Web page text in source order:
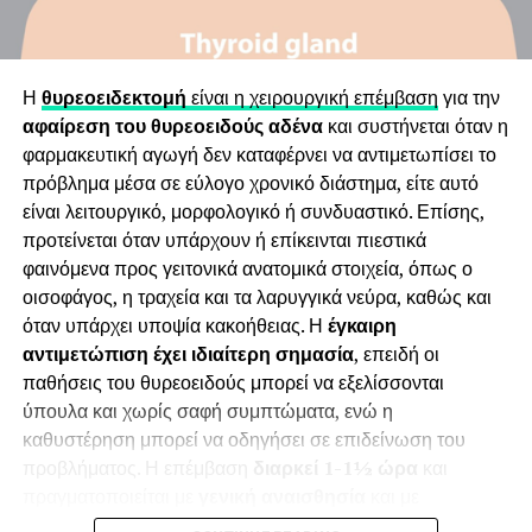
Τα πόδια βρίσκονται στο άνοιγμα των ώμων και τα
πέλματα είναι στραμμένα προς την ίδια κατεύθυνση
πλάγια. Τα γόνατα είναι συνεχώς τεντωμένα και με τα
χέρια να βρίσκονται στην μέση, κάνουμε κάμψεις του
κορμού (επικύψεις) στο μπροστινό πόδι.
Μύες που ενεργοποιούνται : Πυελικοί μύες, Μύες της
σπονδυλικής στήλης, Τετρακέφαλος μηριαίος, Οπίσθιος
μηριαίος
Two-knee spinal twist (στροφές
γόνατα)
μέσα στην ημέρα
– Ποιος είναι ο ρόλος της ενυδάτωσης, των φυτικών ινών
– Πώς η άσκηση με αντιστάσεις υποστηρίζει τη σύσταση
σώματος και τη διατήρηση του αποτελέσματος
– Τι χρειάζεται να προβλεφθεί διατροφικά πριν από τη
μείωση ή τη διακοπή της θεραπείας
Αν θεωρείτε ότι το περιεχόμενο μπορεί να ενδιαφέρει
το κοινό σας, μπορείτε να το προτείνετε ή να το
αναδημοσιεύσετε με σχετική αναφορά.
Δείτε το άρθρο στο ακόλουθο link:
https://diaitologos.com/diaita/enesimes-therapeies-
meiosis-varous-ozempic-mounjaro-odigos/
Η θυρεοειδεκτομή είναι η χειρουργική επέμβαση για την
αφαίρεση του θυρεοειδούς αδένακαι συστήνεται όταν η
φαρμακευτική αγωγή δεν καταφέρνει να αντιμετωπίσει το
πρόβλημα μέσα σε εύλογο χρονικό διάστημα, είτε αυτό
είναι λειτουργικό, μορφολογικό ή συνδυαστικό. Επίσης,
προτείνεται όταν υπάρχουν ή επίκεινται πιεστικά
φαινόμενα προς γειτονικά ανατομικά στοιχεία, όπως ο
οισοφάγος, η τραχεία και τα λαρυγγικά νεύρα, καθώς και
όταν υπάρχει υποψία κακοήθειας. Η έγκαιρη
αντιμετώπιση έχει ιδιαίτερη σημασία, επειδή οι
παθήσεις του θυρεοειδούς μπορεί να εξελίσσονται
ύπουλα και χωρίς σαφή συμπτώματα, ενώ η
καθυστέρηση μπορεί να οδηγήσει σε επιδείνωση του
τεχνολογίες όπωςραδιοσυχνότητες και υπερηχητικές